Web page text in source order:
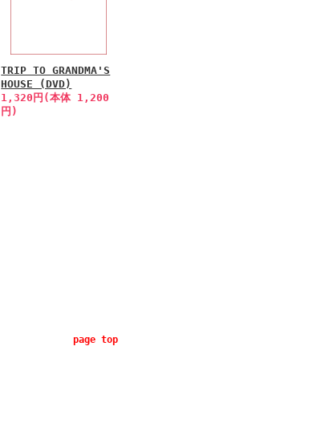
TRIP TO GRANDMA'S
HOUSE (DVD)
1,320円(本体 1,200
円)
page top